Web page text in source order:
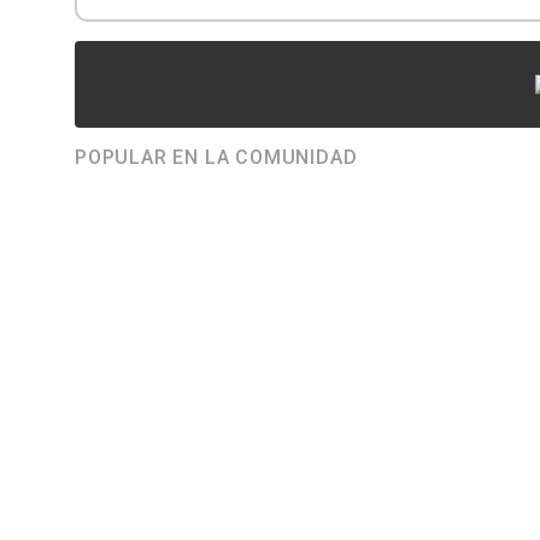
POPULAR EN LA COMUNIDAD